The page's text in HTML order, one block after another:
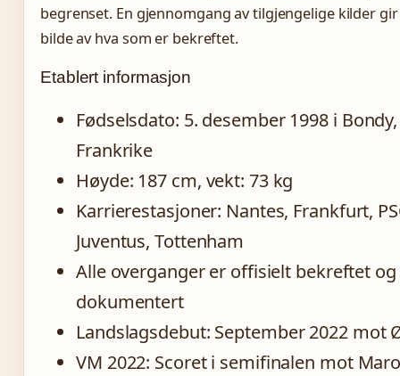
begrenset. En gjennomgang av tilgjengelige kilder
bilde av hva som er bekreftet.
Etablert informasjon
Fødselsdato: 5. desember 1998 i Bondy,
Frankrike
Høyde: 187 cm, vekt: 73 kg
Karrierestasjoner: Nantes, Frankfurt,
Juventus, Tottenham
Alle overganger er offisielt bekreftet og
dokumentert
Landslagsdebut: September 2022 mot
VM 2022: Scoret i semifinalen mot